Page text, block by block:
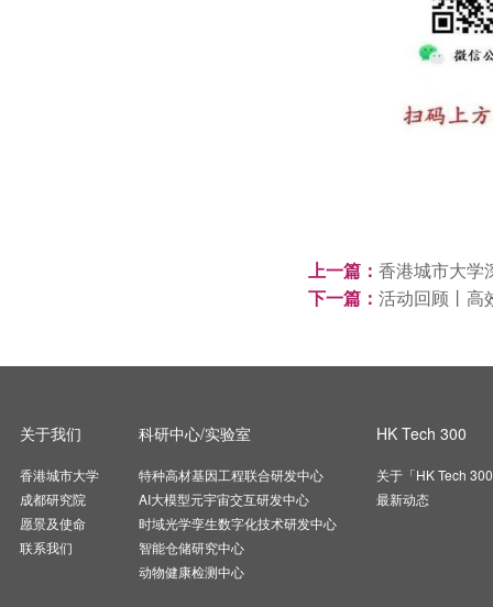
上一篇： 香港城市大学
下一篇： 活动回顾丨高
关于我们
香港城市大学
成都研究院
愿景及使命
联系我们
科研中心/实验室
特种高材基因工程联合研发中心
AI大模型元宇宙交互研发中心
时域光学孪生数字化技术研发中心
智能仓储研究中心
动物健康检测中心
HK Tech 300
关于「HK Tech
最新动态